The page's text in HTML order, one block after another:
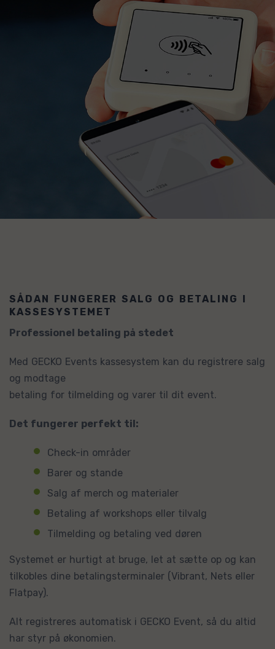
SÅDAN FUNGERER SALG OG BETALING I
KASSESYSTEMET
Professionel betaling på stedet
Med GECKO Events kassesystem kan du registrere salg
og modtage
betaling for tilmelding og varer til dit event.
Det fungerer perfekt til:
Check-in områder
Barer og stande
Salg af merch og materialer
Betaling af workshops eller tilvalg
Tilmelding og betaling ved døren
Systemet er hurtigt at bruge, let at sætte op og kan
tilkobles dine betalingsterminaler (Vibrant, Nets eller
Flatpay).
Alt registreres automatisk i GECKO Event, så du altid
har styr på økonomien.